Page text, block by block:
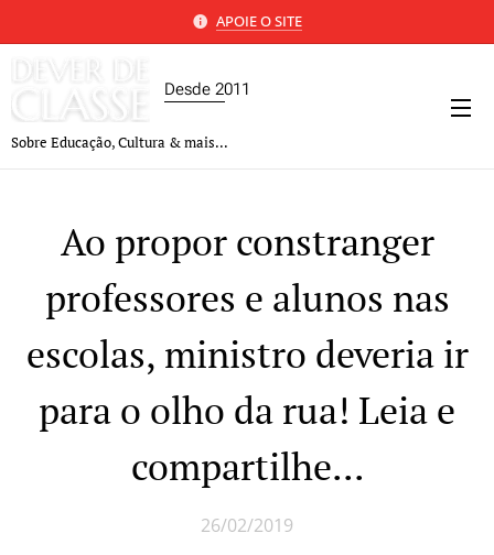
APOIE O SITE
Desde 2011
Sobre Educação, Cultura & mais...
Ao propor constranger
professores e alunos nas
escolas, ministro deveria ir
para o olho da rua! Leia e
compartilhe...
26/02/2019